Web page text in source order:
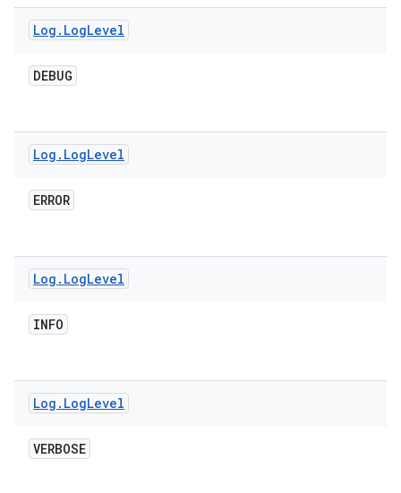
Log . LogLevel
DEBUG
Log . LogLevel
ERROR
Log . LogLevel
INFO
Log . LogLevel
VERBOSE